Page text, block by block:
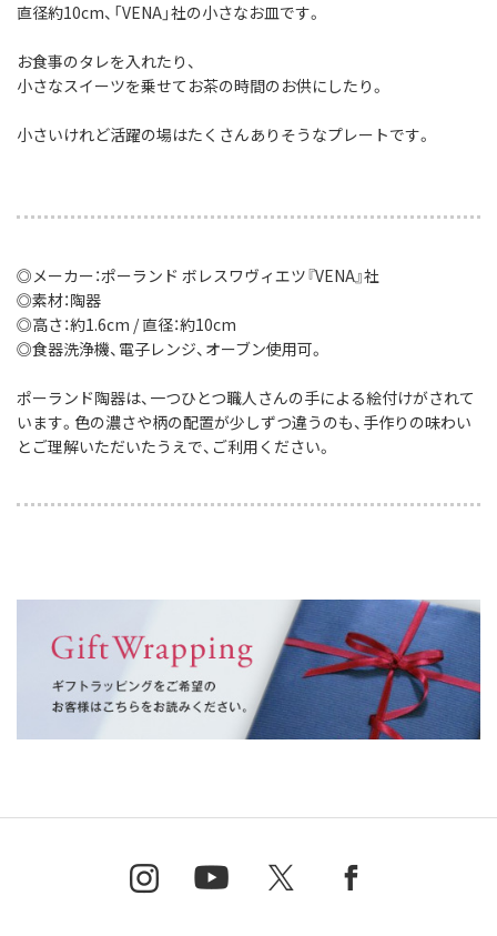
直径約10cm、「VENA」社の小さなお皿です。
お食事のタレを入れたり、
小さなスイーツを乗せてお茶の時間のお供にしたり。
小さいけれど活躍の場はたくさんありそうなプレートです。
◎メーカー：ポーランド ボレスワヴィエツ『VENA』社
◎素材：陶器
◎高さ：約1.6cm / 直径：約10cm
◎食器洗浄機、電子レンジ、オーブン使用可。
ポーランド陶器は、一つひとつ職人さんの手による絵付けがされて
います。色の濃さや柄の配置が少しずつ違うのも、手作りの味わい
とご理解いただいたうえで、ご利用ください。